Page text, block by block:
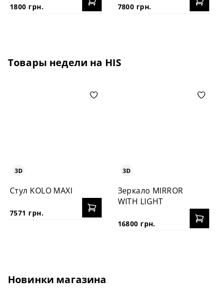
1800 грн. 7800 грн.
Товары недели на HIS
Стул KOLO MAXI
7571 грн.
Зеркало MIRROR
WITH LIGHT
16800 грн.
Новинки магазина